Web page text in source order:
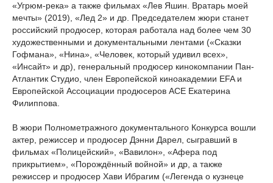
«Угрюм-река» а также фильмах «Лев Яшин. Вратарь моей
мечты» (2019), «Лед 2» и др. Председателем жюри станет
российский продюсер, которая работала над более чем 30
художественными и документальными лентами («Сказки
Гофмана», «Нина», «Человек, который удивил всех»,
«Инсайт» и др), генеральный продюсер кинокомпании Пан-
Атлантик Студио, член Европейской киноакадемии EFA и
Европейской Ассоциации продюсеров АСЕ Екатерина
Филиппова.
В жюри Полнометражного документального Конкурса вошли
актер, режиссер и продюсер Дэнни Дарел, сыгравший в
фильмах «Полицейский», «Вавилон», «Афера под
прикрытием», «Порождённый войной» и др, а также
режиссер и продюсер Хави Ибрагим («Легенда о кузнеце